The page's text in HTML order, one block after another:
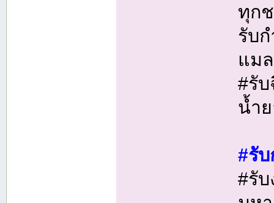
ทุก
รับ
แม
#รั
น้ำ
#รั
#รั